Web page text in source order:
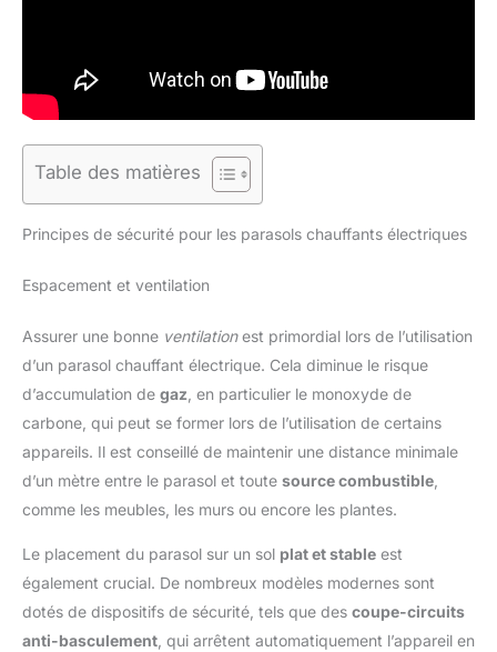
Table des matières
Principes de sécurité pour les parasols chauffants électriques
Espacement et ventilation
Assurer une bonne ventilationest primordial lors de l’utilisation
d’un parasol chauffant électrique. Cela diminue le risque
d’accumulation de gaz , en particulier le monoxyde de
carbone, qui peut se former lors de l’utilisation de certains
appareils. Il est conseillé de maintenir une distance minimale
d’un mètre entre le parasol et toute source combustible
comme les meubles, les murs ou encore les plantes.
Le placement du parasol sur un sol plat et stable est
également crucial. De nombreux modèles modernes sont
dotés de dispositifs de sécurité, tels que des coupe-circuits
anti-basculement , qui arrêtent automatiquement l’appareil en